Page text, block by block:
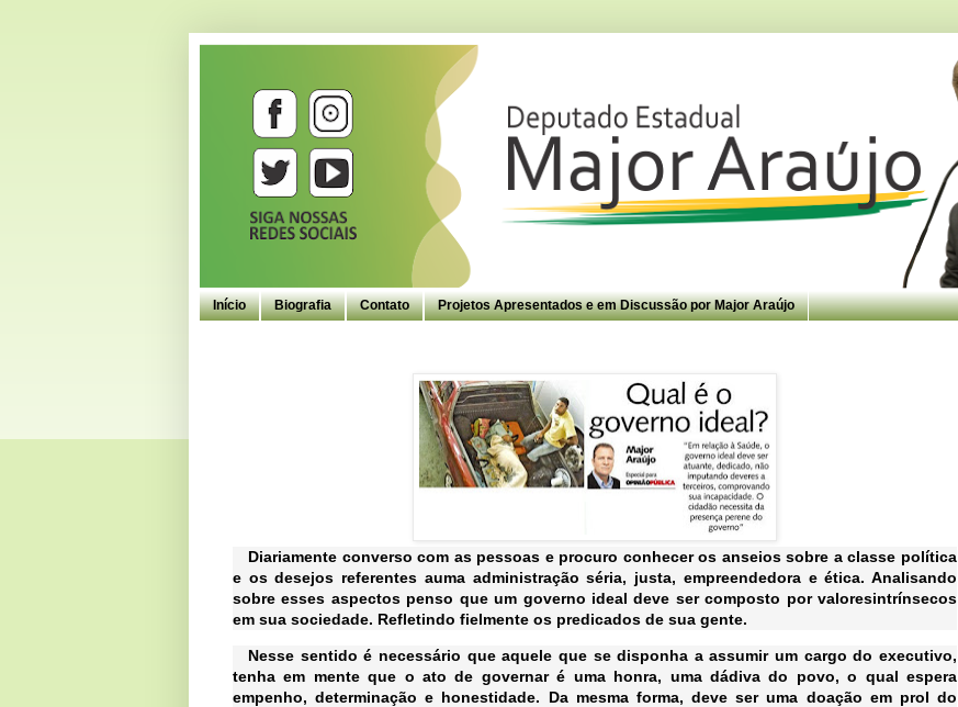
Início Biografia Contato Projetos Apresentados e em Discussão por Major Araújo
Diariamente converso com as pessoas e procuro conhecer os anseios sobre a classe política
e os desejos referentes auma administração séria, justa, empreendedora e ética. Analisando
sobre esses aspectos penso que um governo ideal deve ser composto por valoresintrínsecos
em sua sociedade. Refletindo fielmente os predicados de sua gente.
Nesse sentido é necessário que aquele que se disponha a assumir um cargo do executivo,
tenha em mente que o ato de governar é uma honra, uma dádiva do povo, o qual espera
empenho, determinação e honestidade. Da mesma forma, deve ser uma doação em prol do